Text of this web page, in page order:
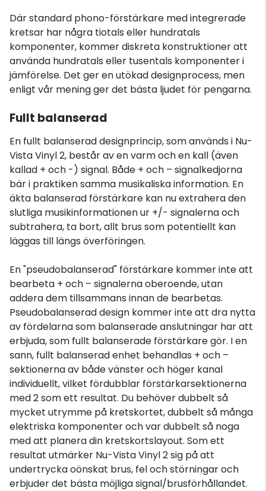
Där standard phono-förstärkare med integrerade
kretsar har några tiotals eller hundratals
komponenter, kommer diskreta konstruktioner att
använda hundratals eller tusentals komponenter i
jämförelse. Det ger en utökad designprocess, men
enligt vår mening ger det bästa ljudet för pengarna.
Fullt balanserad
En fullt balanserad designprincip, som används i Nu-
Vista Vinyl 2, består av en varm och en kall (även
kallad + och -) signal. Både + och – signalkedjorna
bär i praktiken samma musikaliska information. En
äkta balanserad förstärkare kan nu extrahera den
slutliga musikinformationen ur +/- signalerna och
subtrahera, ta bort, allt brus som potentiellt kan
läggas till längs överföringen.
En "pseudobalanserad" förstärkare kommer inte att
bearbeta + och – signalerna oberoende, utan
addera dem tillsammans innan de bearbetas.
Pseudobalanserad design kommer inte att dra nytta
av fördelarna som balanserade anslutningar har att
erbjuda, som fullt balanserade förstärkare gör. I en
sann, fullt balanserad enhet behandlas + och –
sektionerna av både vänster och höger kanal
individuellt, vilket fördubblar förstärkarsektionerna
med 2 som ett resultat. Du behöver dubbelt så
mycket utrymme på kretskortet, dubbelt så många
elektriska komponenter och var dubbelt så noga
med att planera din kretskortslayout. Som ett
resultat utmärker Nu-Vista Vinyl 2 sig på att
undertrycka oönskat brus, fel och störningar och
erbjuder det bästa möjliga signal/brusförhållandet.